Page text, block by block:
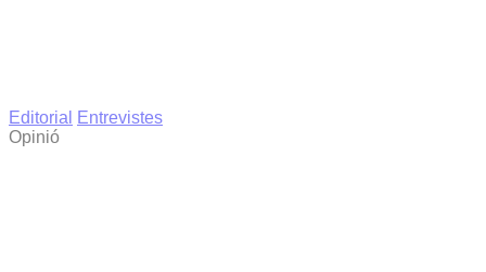
Editorial
Entrevistes
Opinió